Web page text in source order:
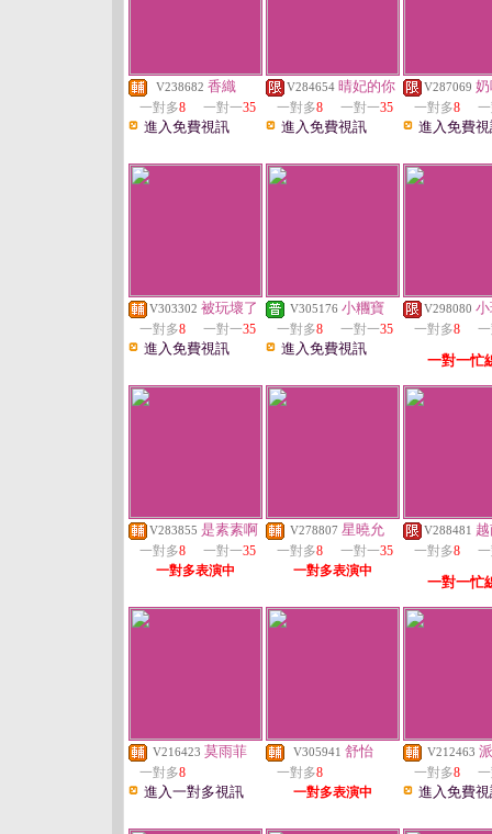
V238682 香織
一對多8 一對一35
進入免費視訊
V284654 晴妃的你
一對多8 一對一35
進入免費視訊
V287069
一對多8
進入免費
V303302 被玩壞了
一對多8 一對一35
進入免費視訊
V305176 小糰寶
一對多8 一對一35
進入免費視訊
V298080
一對多8
一對一忙
V283855 是素素啊
一對多8 一對一35
一對多表演中
V278807 星曉允
一對多8 一對一35
一對多表演中
V288481
一對多8
一對一忙
V216423 莫雨菲
一對多8
進入一對多視訊
V305941 舒怡
一對多8
一對多表演中
V212463
一對多8
進入免費